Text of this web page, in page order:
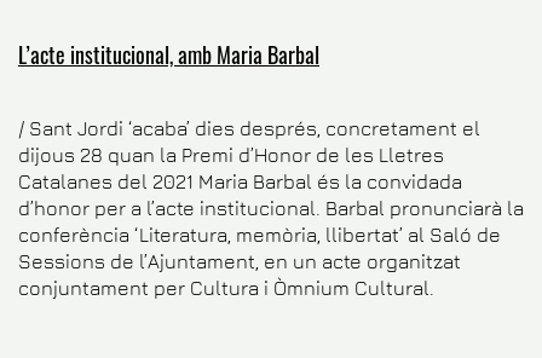
L’acte institucional, amb Maria Barbal
/ Sant Jordi ‘acaba’ dies després, concretament el
dijous 28 quan la Premi d’Honor de les Lletres
Catalanes del 2021 Maria Barbal és la convidada
d’honor per a l’acte institucional. Barbal pronunciarà la
conferència ‘Literatura, memòria, llibertat’ al Saló de
Sessions de l’Ajuntament, en un acte organitzat
conjuntament per Cultura i Òmnium Cultural.